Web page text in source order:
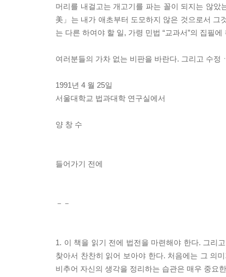
머리를 내걸고는 개고기를 파는 꼴이 되지는 않
美」는 내가 애초부터 도모하지 않은 것으로서
는 다른 하여야 할 일, 가령 민법 “교과서”의 집필
여러분들의 가차 없는 비판을 바란다. 그리고 수
1991년 4 월 25일
서울대학교 법과대학 연구실에서
양 창 수
들어가기 전에
－－
1. 이 책을 읽기 전에 법전을 마련해야 한다. 그리
찾아서 찬찬히 읽어 보아야 한다. 처음에는 그 의
비추어 자신의 생각을 정리하는 습관은 매우 중요